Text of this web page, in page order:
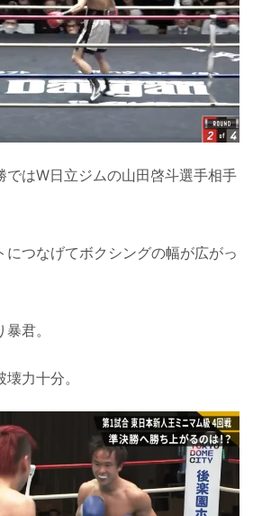
ではW日立ジムの山田啓斗選手相手
につなげてボクシングの幅が広がっ
君。
力十分。